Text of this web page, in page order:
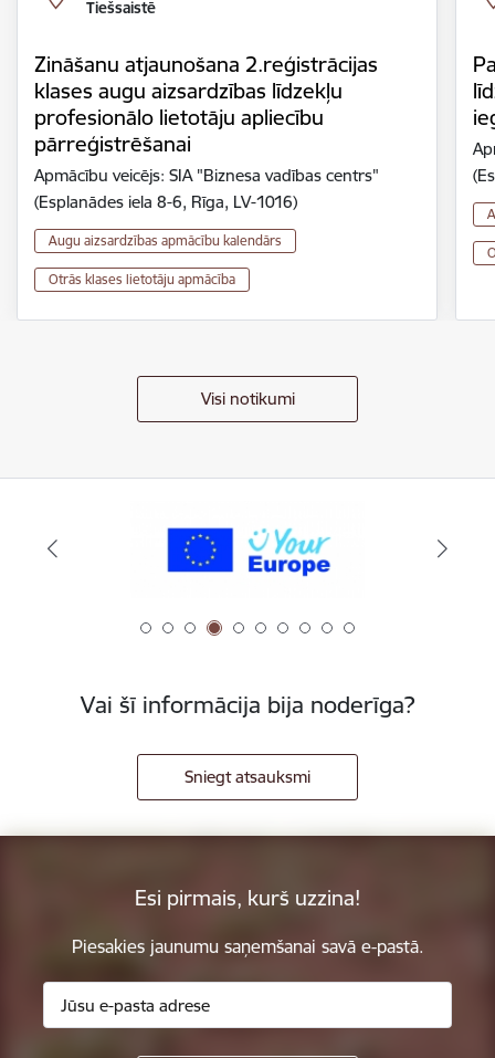
Tiešsaistē
Zināšanu atjaunošana 2.reģistrācijas
klases augu aizsardzības līdzekļu
profesionālo lietotāju apliecību
pārreģistrēšanai
Apmācību veicējs: SIA "Biznesa vadības centrs"
(Esplanādes iela 8-6, Rīga, LV-1016)
Augu aizsardzības apmācību kalendārs
Otrās klases lietotāju apmācība
Visi notikumi
Vai šī informācija bija noderīga?
Sniegt atsauksmi
Esi pirmais, kurš uzzina!
Piesakies jaunumu saņemšanai savā e-pastā.